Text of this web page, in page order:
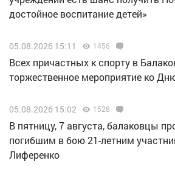
достойное воспитание детей»
05.08.2026 15:11 1456
Всех причастных к спорту в
торжественное мероприятие ко
05.08.2026 15:02 1528
В пятницу, 7 августа, балаковцы
погибшим в бою 21-летним
Лиференко